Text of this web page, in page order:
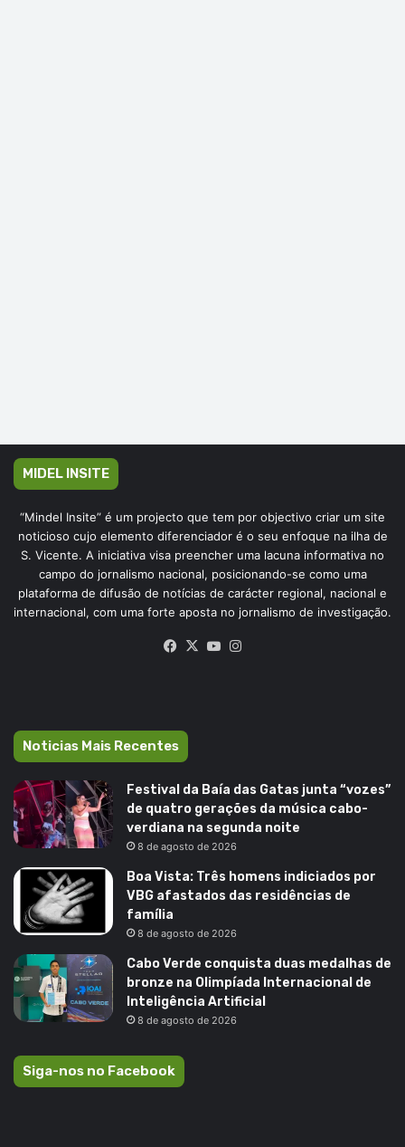
MIDEL INSITE
“Mindel Insite” é um projecto que tem por objectivo criar um site
noticioso cujo elemento diferenciador é o seu enfoque na ilha de
S. Vicente. A iniciativa visa preencher uma lacuna informativa no
campo do jornalismo nacional, posicionando-se como uma
plataforma de difusão de notícias de carácter regional, nacional e
internacional, com uma forte aposta no jornalismo de investigação.
Facebook
X YouTube
Noticias Mais Recentes
Festival da Baía das Gatas junta “vozes”
de quatro gerações da música cabo-
verdiana na segunda noite
8 de agosto de 2026
Boa Vista: Três homens indiciados por
VBG afastados das residências de
família
8 de agosto de 2026
Cabo Verde conquista duas medalhas de
bronze na Olimpíada Internacional de
Inteligência Artificial
8 de agosto de 2026
Siga-nos no Facebook